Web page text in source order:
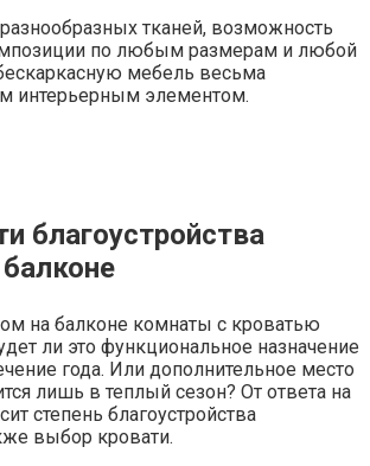
тканей, возможность
по любым размерам и любой
мебель весьма
интерьерным элементом.
благоустройства
на балконе комнаты с кроватью
ли это функциональное назначение
года. Или дополнительное место
лишь в теплый сезон? От ответа на
степень благоустройства
выбор кровати.